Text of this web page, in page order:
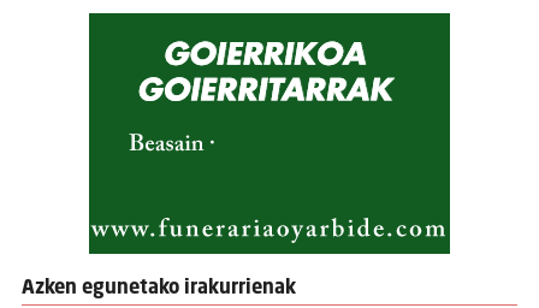
Azken egunetako irakurrienak